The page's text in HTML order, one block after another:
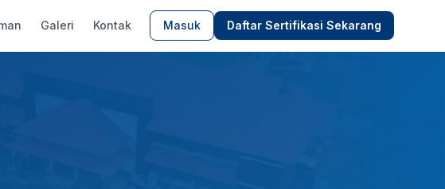
Galeri Kontak Masuk Daftar Sertifikasi Sekarang